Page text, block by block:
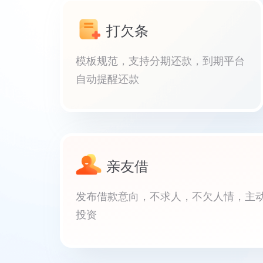
打欠条
模板规范，支持分期还款，到期平台
自动提醒还款
亲友借
发布借款意向，不求人，不欠人情，主
投资